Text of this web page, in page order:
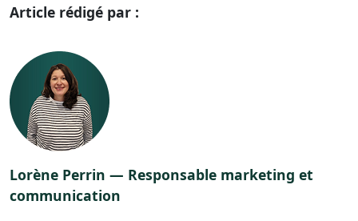
Article rédigé par :
Lorène Perrin — Responsable marketing et
communication